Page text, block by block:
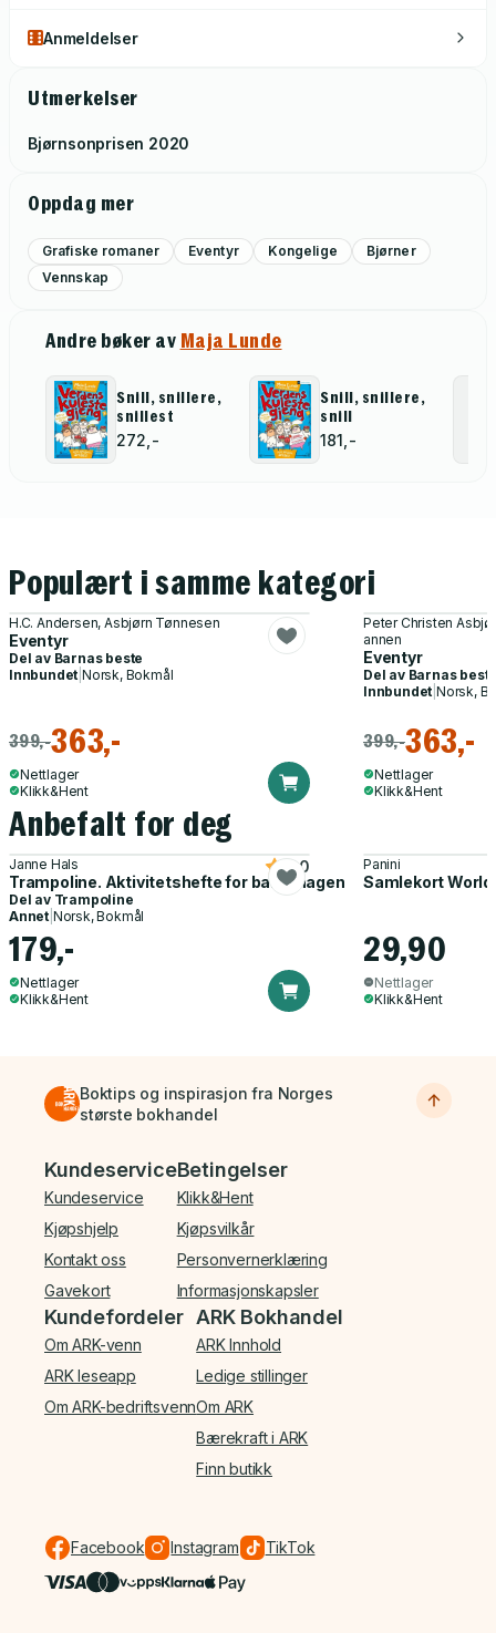
Anmeldelser
Utmerkelser
Bjørnsonprisen 2020
Oppdag mer
Grafiske romaner Eventyr Kongelige
Bjørner
Vennskap
Andre bøker av Maja Lunde
Snill, snillere,
snillest
272,-
Snill, snillere,
snill
181,-
Populært i samme kategori
H.C. Andersen, Asbjørn Tønnesen
Eventyr
Del av Barnas beste
Innbundet |Norsk, Bokmål
399,-363,-
Nettlager
Klikk&Hent
Peter Christen
annen
Eventyr
Del av Barnas
Innbundet Norsk,
399,-363,-
Nettlager
Klikk&Hent
Anbefalt for deg
Janne Hals
Trampoline. Aktivitetshefte for barnehagen
5.0
Del av Trampoline
Annet Norsk, Bokmål
179,-
Nettlager
Klikk&Hent
Panini
Samlekort
29,90
Nettlager
Klikk&Hent
Boktips og inspirasjon fra Norges
største bokhandel
Bunnmeny
Kundeservice
Kundeservice
Kjøpshjelp
Kontakt oss
Gavekort
Betingelser
Klikk&Hent
Kjøpsvilkår
Personvernerklæring
Informasjonskapsler
Kundefordeler
Om ARK-venn
ARK leseapp
Om ARK-bedriftsvenn
ARK Bokhandel
ARK Innhold
Ledige stillinger
Om ARK
Bærekraft i ARK
Finn butikk
Facebook Instagram TikTok